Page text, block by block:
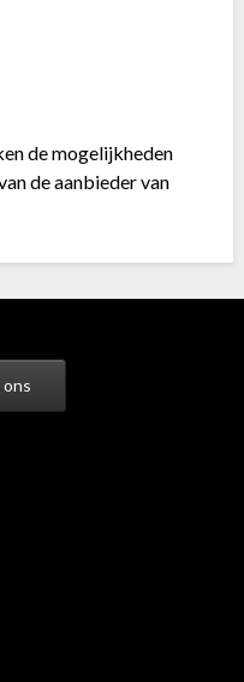
de mogelijkheden
de aanbieder van
ons